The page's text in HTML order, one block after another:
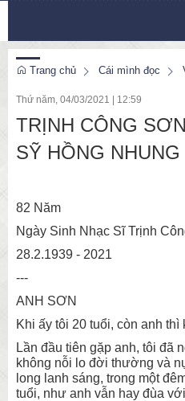
Trang chủ Cái mình đọc
Thứ năm, 04/03/2021 12:59
TRỊNH CÔNG
SỸ HỒNG NHUNG
82 Năm
Ngày Sinh Nhạc Sĩ Trịnh
28.2.1939 - 2021
---
ANH SƠN
Khi ấy tôi 20 tuổi, còn anh thì
Lần đầu tiên gặp anh, tôi đã
không nỗi lo đời thường và
long lanh sáng, trong một
tuổi, như anh vẫn hay đùa